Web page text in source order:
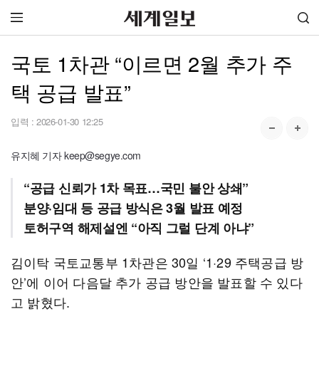
국토 1차관 “이르면 2월 추가 주
택 공급 발표”
입력 : 2026-01-30 12:25
유지혜 기자 keep@segye.com
“공급 신뢰가 1차 목표…국민 불안 상쇄”
분양·임대 등 공급 방식은 3월 발표 예정
토허구역 해제설엔 “아직 그럴 단계 아냐”
김이탁 국토교통부 1차관은 30일 ‘1·29 주택공급 방
안’에 이어 다음달 추가 공급 방안을 발표할 수 있다
고 밝혔다.